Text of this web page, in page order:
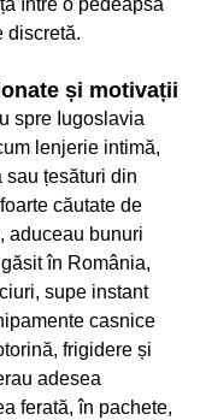
între o pedeapsă
discretă.
și motivații
spre Iugoslavia
lenjerie intimă,
sau țesături din
căutate de
aduceau bunuri
în România,
supe instant
casnice
frigidere și
adesea
ferată, în pachete,